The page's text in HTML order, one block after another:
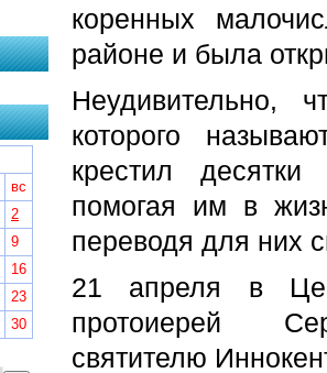
коренных
районе и была
Неудивительно,
которого
крестил
помогая им в
переводя для них
21 апреля в
протоиерей
святителю
вс
2
9
16
23
30